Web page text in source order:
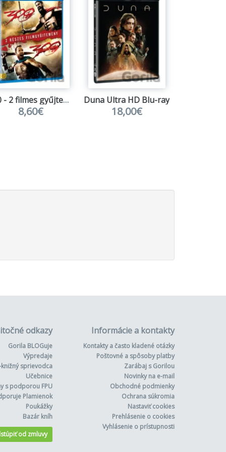
300 - 2 filmes gyűjtemény 2BD (HU)
8,60€
Duna Ultra HD Blu-ray
18,00€
odkazy
Gorila BLOGuje
Výpredaje
knižný sprievodca
Učebnice
s podporou FPU
Plamienok
Poukážky
Bazár kníh
od zmluvy
Informácie a kontakty
Kontakty a často kladené otázky
Poštovné a spôsoby platby
Zarábaj s Gorilou
Novinky na e-mail
Obchodné podmienky
Ochrana súkromia
Nastaviť cookies
Prehlásenie o cookies
Vyhlásenie o prístupnosti